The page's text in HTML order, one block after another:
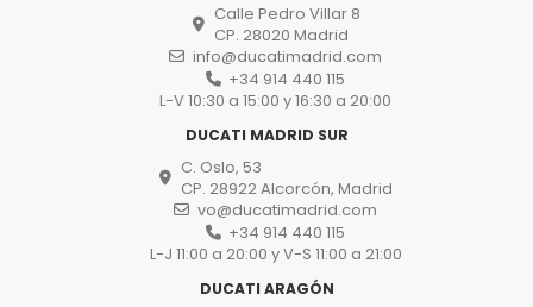
Calle Pedro Villar 8
CP. 28020 Madrid
info@ducatimadrid.com
+34 914 440 115
L-V 10:30 a 15:00 y 16:30 a 20:00
DUCATI MADRID SUR
C. Oslo, 53
CP. 28922 Alcorcón, Madrid
vo@ducatimadrid.com
+34 914 440 115
L-J 11:00 a 20:00 y V-S 11:00 a 21:00
DUCATI ARAGÓN